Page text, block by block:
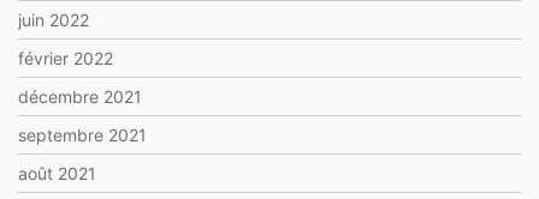
juin 2022
février 2022
décembre 2021
septembre 2021
août 2021